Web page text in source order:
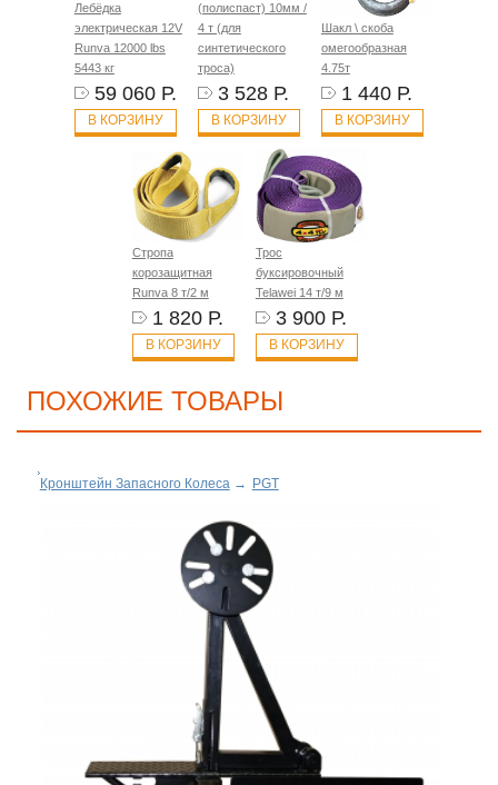
Лебёдка
электрическая 12V
Runva 12000 lbs
5443 кг
59 060 Р.
В КОРЗИНУ
(полиспаст) 10мм /
4 т (для
синтетического
троса)
3 528 Р.
В КОРЗИНУ
Шакл \ скоба
омегообразная
4.75т
1 440 Р.
В КОРЗИНУ
Стропа
корозащитная
Runva 8 т/2 м
1 820 Р.
В КОРЗИНУ
Трос
буксировочный
Telawei 14 т/9 м
3 900 Р.
В КОРЗИНУ
ПОХОЖИЕ ТОВАРЫ
Кронштейн Запасного Колеса→ PGT